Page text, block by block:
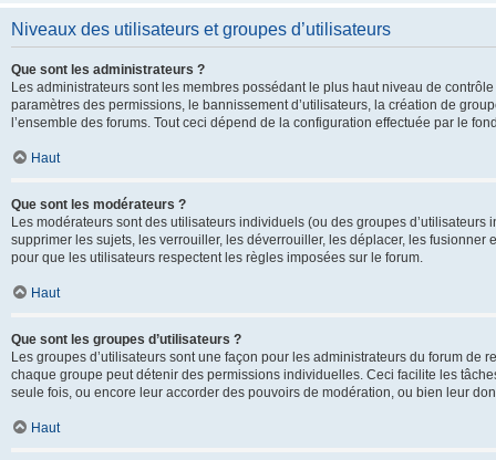
Niveaux des utilisateurs et groupes d’utilisateurs
Que sont les administrateurs ?
Les administrateurs sont les membres possédant le plus haut niveau de
paramètres des permissions, le bannissement d’utilisateurs, la création de
l’ensemble des forums. Tout ceci dépend de la configuration effectuée par le
Haut
Que sont les modérateurs ?
Les modérateurs sont des utilisateurs individuels (ou des groupes
supprimer les sujets, les verrouiller, les déverrouiller, les déplacer, les
pour que les utilisateurs respectent les règles imposées sur le forum.
Haut
Que sont les groupes d’utilisateurs ?
Les groupes d’utilisateurs sont une façon pour les administrateurs du forum
chaque groupe peut détenir des permissions individuelles. Ceci facilite les
seule fois, ou encore leur accorder des pouvoirs de modération, ou bien leur
Haut